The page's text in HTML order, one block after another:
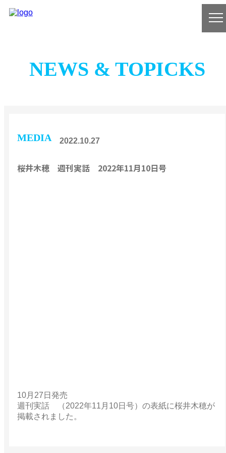
NEWS & TOPICKS
MEDIA 2022.10.27
桜井木穂 週刊実話 2022年11月10日号
10月27日発売
週刊実話 （2022年11月10日号）の表紙に桜井木穂が
掲載されました。